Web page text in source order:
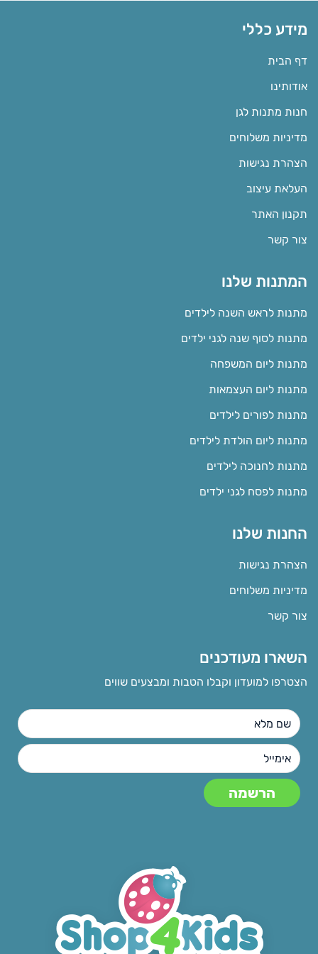
מידע כללי
דף הבית
אודותינו
חנות מתנות לגן
מדיניות משלוחים
הצהרת נגישות
העלאת עיצוב
תקנון האתר
צור קשר
המתנות שלנו
מתנות לראש השנה לילדים
מתנות לסוף שנה לגני ילדים
מתנות ליום המשפחה
מתנות ליום העצמאות
מתנות לפורים לילדים
מתנות ליום הולדת לילדים
מתנות לחנוכה לילדים
מתנות לפסח לגני ילדים
החנות שלנו
הצהרת נגישות
מדיניות משלוחים
צור קשר
השארו מעודכנים
הצטרפו למועדון וקבלו הטבות ומבצעים שווים